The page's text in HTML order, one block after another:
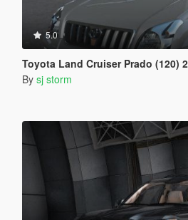
5.0
Toyota Land Cruiser Prado (120)
By sj storm